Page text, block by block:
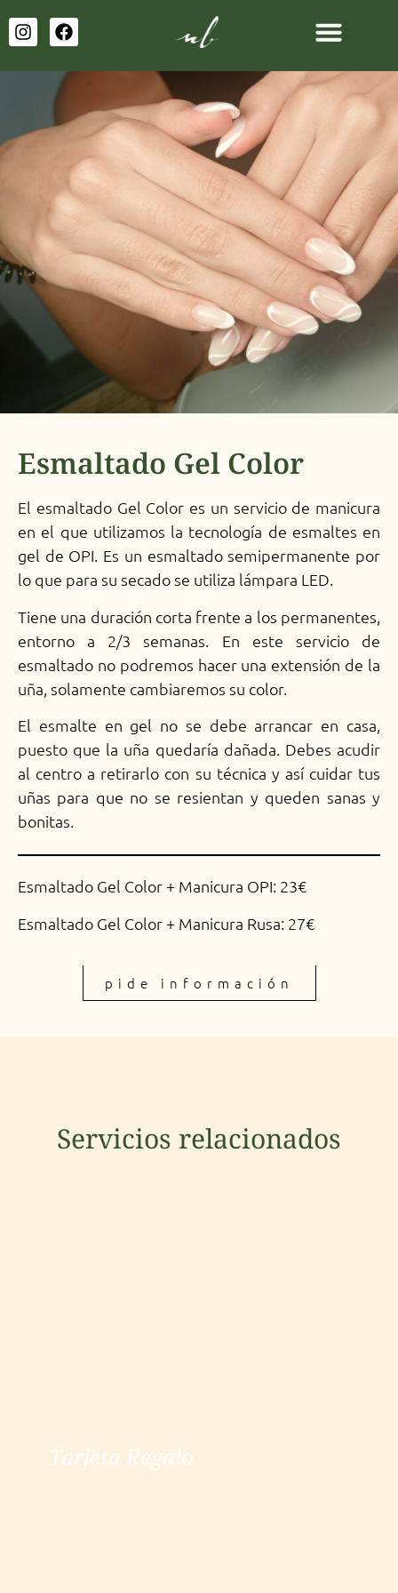
Esmaltado Gel Color
El esmaltado Gel Color es un servicio de manicura
en el que utilizamos la tecnología de esmaltes en
gel de OPI. Es un esmaltado semipermanente por
lo que para su secado se utiliza lámpara LED.
Tiene una duración corta frente a los permanentes,
entorno a 2/3 semanas. En este servicio de
esmaltado no podremos hacer una extensión de la
uña, solamente cambiaremos su color.
El esmalte en gel no se debe arrancar en casa,
puesto que la uña quedaría dañada. Debes acudir
al centro a retirarlo con su técnica y así cuidar tus
uñas para que no se resientan y queden sanas y
bonitas.
Esmaltado Gel Color + Manicura OPI: 23€
Esmaltado Gel Color + Manicura Rusa: 27€
pide información
Servicios relacionados
Tarjeta Regalo